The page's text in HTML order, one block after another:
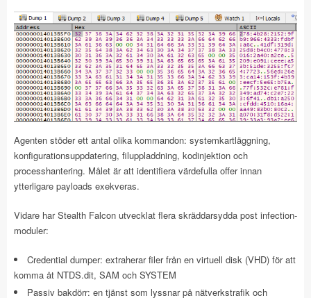
Agenten stöder ett antal olika kommandon: systemkartläggning,
konfigurationsuppdatering, filuppladdning, kodinjektion och
processhantering. Målet är att identifiera värdefulla offer innan
ytterligare payloads exekveras.
Vidare har Stealth Falcon utvecklat flera skräddarsydda post infection-
moduler:
Credential dumper: extraherar filer från en virtuell disk (VHD) för att
komma åt NTDS.dit, SAM och SYSTEM
Passiv bakdörr: en tjänst som lyssnar på nätverkstrafik och